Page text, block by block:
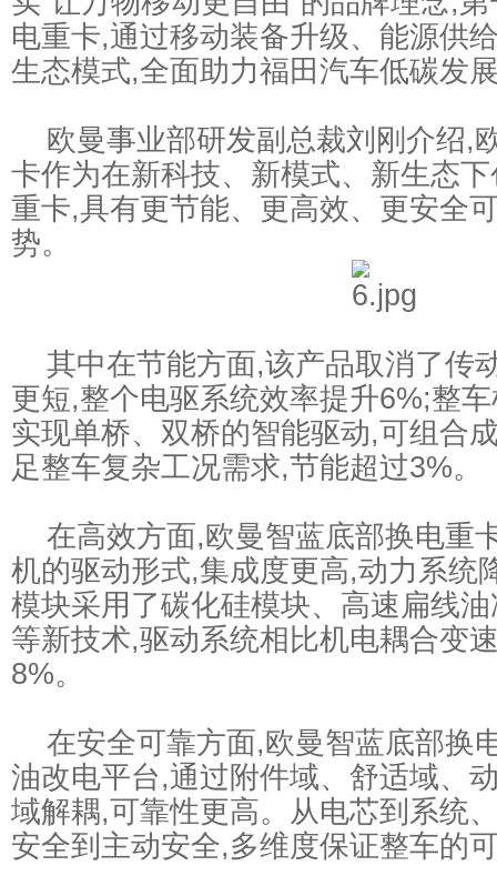
电重卡,通过移动装备升级、能源供
生态模式,全面助力福田汽车低碳发
欧曼事业部研发副总裁刘刚介绍,
卡作为在新科技、新模式、新生态
重卡,具有更节能、更高效、更安全
势。
其中在节能方面,该产品取消了传
更短,整个电驱系统效率提升6%;整
实现单桥、双桥的智能驱动,可组合
足整车复杂工况需求,节能超过3%。
在高效方面,欧曼智蓝底部换电重
机的驱动形式,集成度更高,动力系统
模块采用了碳化硅模块、高速扁线
等新技术,驱动系统相比机电耦合变
8%。
在安全可靠方面,欧曼智蓝底部换
油改电平台,通过附件域、舒适域、
域解耦,可靠性更高。从电芯到系统
安全到主动安全,多维度保证整车的